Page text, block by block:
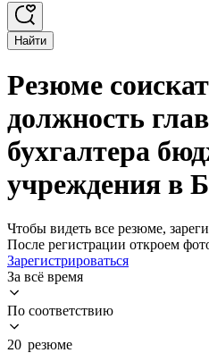
Найти
Резюме
должность
бухгалтера
учреждения в
Чтобы видеть все резюме,
После регистрации откроем
Зарегистрироваться
За всё время
По соответствию
20 резюме